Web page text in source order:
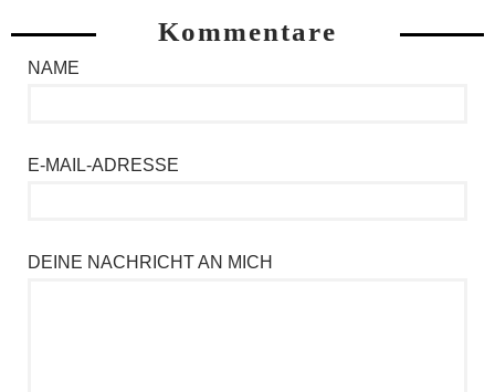
Kommentare
NAME
E-MAIL-ADRESSE
DEINE NACHRICHT AN MICH